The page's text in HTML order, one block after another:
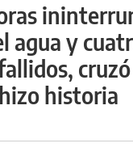
agua y
historia